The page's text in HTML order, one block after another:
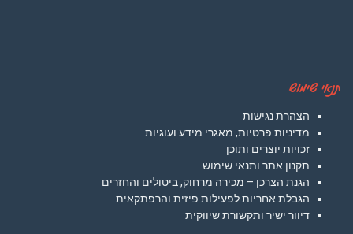
תנאי שימוש
הצהרת נגישות
מדיניות פרטיות, מאגרי מידע ועוגיות
זכויות יוצרים ותוכן
תקנון אתר ותנאי שימוש
הגנת הצרכן – מכירה מרחוק, ביטולים והחזרים
הגבלת אחריות לפעילות פיזית והרפתקאית
דיוור ישיר ותקשורת שיווקית